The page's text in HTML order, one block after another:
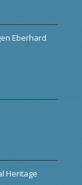
Eberhard
Heritage